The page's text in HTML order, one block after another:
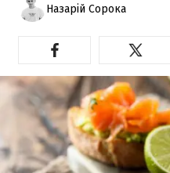
Назарій Сорока